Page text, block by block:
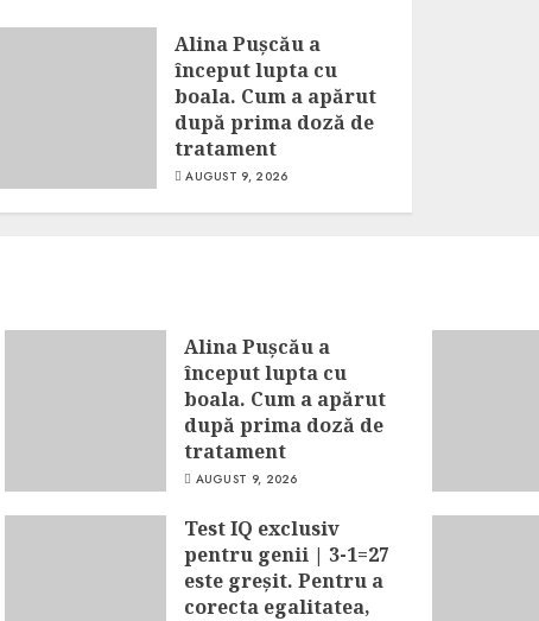
Alina Pușcău a
început lupta cu
boala. Cum a apărut
după prima doză de
tratament
AUGUST 9, 2026
Alina Pușcău a
început lupta cu
boala. Cum a apărut
după prima doză de
tratament
AUGUST 9, 2026
Test IQ exclusiv
pentru genii | 3-1=27
este greșit. Pentru a
corecta egalitatea,